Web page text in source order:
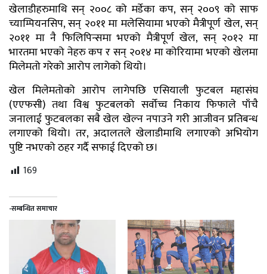
खेलाडीहरुमाथि सन् २००८ को मर्डेका कप, सन् २००९ को साफ
च्याम्पियनसिप, सन् २०११ मा मलेसियामा भएको मैत्रीपूर्ण खेल, सन्
२०११ मा नै फिलिपिन्समा भएको मैत्रीपूर्ण खेल, सन् २०१२ मा
भारतमा भएको नेहरु कप र सन् २०१४ मा कोरियामा भएको खेलमा
मिलेमतो गरेको आरोप लागेको थियो।
खेल मिलेमतोको आरोप लागेपछि एसियाली फुटबल महासंघ
(एएफसी) तथा विश्व फुटबलको सर्वोच्च निकाय फिफाले पाँचै
जनालाई फुटबलका सबै खेल खेल्न नपाउने गरी आजीवन प्रतिबन्ध
लगाएको थियो। तर, अदालतले खेलाडीमाथि लगाएको अभियोग
पुष्टि नभएको ठहर गर्दै सफाई दिएको छ।
169
-सम्बन्धित समाचार